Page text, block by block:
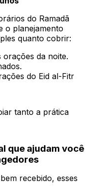
do Ramadã
o planejamento
quanto cobrir:
da noite.
do Eid al-Fitr
tanto a prática
que ajudam você
recebido, esses